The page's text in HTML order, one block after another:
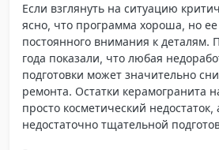
Если взглянуть на ситуацию
ясно, что программа хороша, но
постоянного внимания к
года показали, что любая
подготовки может значительно
ремонта. Остатки керамогранита
просто косметический недостаток,
недостаточно тщательной